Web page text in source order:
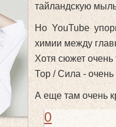
тайландскую
Но YouTube
химии между
Хотя сюжет
Тор / Сила -
А еще там очень
0